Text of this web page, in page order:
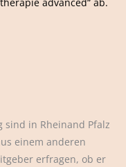
sind in Rheinand Pfalz
einem anderen
erfragen, ob er